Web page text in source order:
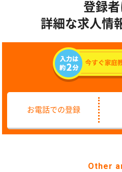
登録
詳細な求人情
お電話での登録
Other